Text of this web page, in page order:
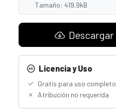
Tamaño: 419.9kB
Descargar
Licencia y Uso
Gratis para uso completo
Atribución no requerida